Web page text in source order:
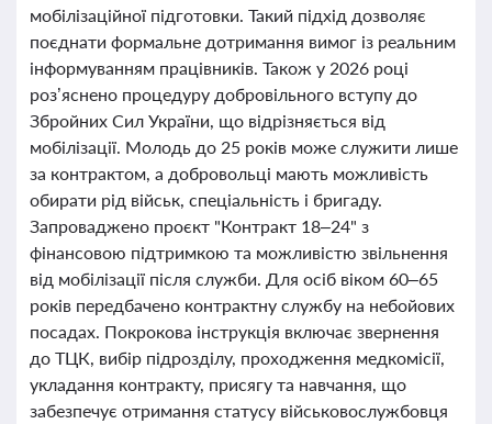
мобілізаційної підготовки. Такий підхід дозволяє
поєднати формальне дотримання вимог із реальним
інформуванням працівників. Також у 2026 році
роз’яснено процедуру добровільного вступу до
Збройних Сил України, що відрізняється від
мобілізації. Молодь до 25 років може служити лише
за контрактом, а добровольці мають можливість
обирати рід військ, спеціальність і бригаду.
Запроваджено проєкт "Контракт 18–24" з
фінансовою підтримкою та можливістю звільнення
від мобілізації після служби. Для осіб віком 60–65
років передбачено контрактну службу на небойових
посадах. Покрокова інструкція включає звернення
до ТЦК, вибір підрозділу, проходження медкомісії,
укладання контракту, присягу та навчання, що
забезпечує отримання статусу військовослужбовця